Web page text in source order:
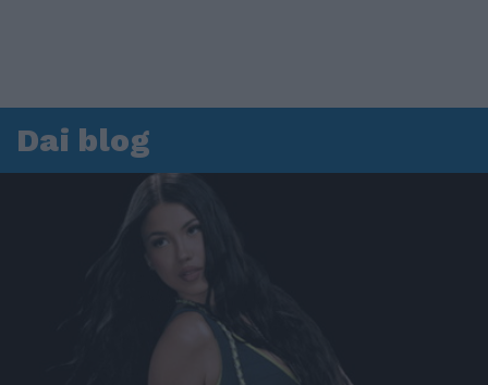
Dai blog